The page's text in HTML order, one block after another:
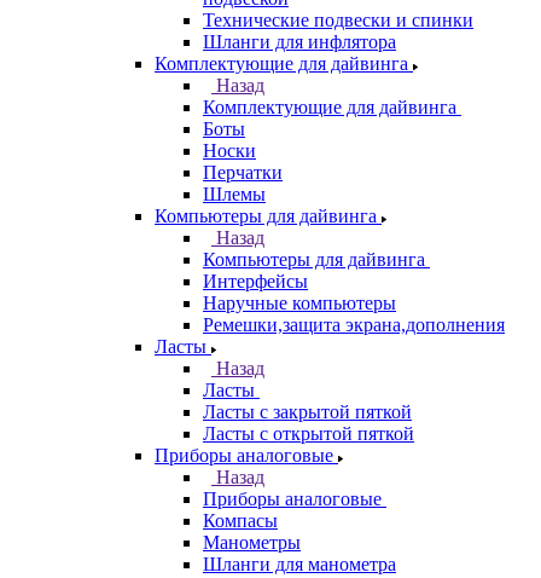
Технические подвески и спинки
Шланги для инфлятора
Комплектующие для дайвинга
Назад
Комплектующие для дайвинга
Боты
Носки
Перчатки
Шлемы
Компьютеры для дайвинга
Назад
Компьютеры для дайвинга
Интерфейсы
Наручные компьютеры
Ремешки,защита экрана,дополнения
Ласты
Назад
Ласты
Ласты с закрытой пяткой
Ласты с открытой пяткой
Приборы аналоговые
Назад
Приборы аналоговые
Компасы
Манометры
Шланги для манометра